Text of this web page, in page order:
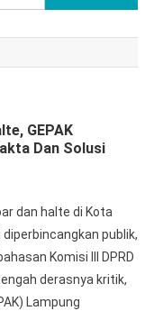
untuk:
GEPAK
Dan Solusi
dan halte di Kota
publik,
Komisi III DPRD
derasnya kritik,
Lampung